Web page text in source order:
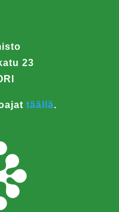
23
täällä.